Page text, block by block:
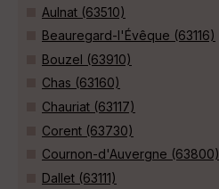
Aulnat (63510)
Beauregard-l'Évêque (63116)
Bouzel (63910)
Chas (63160)
Chauriat (63117)
Corent (63730)
Cournon-d'Auvergne (63800)
Dallet (63111)